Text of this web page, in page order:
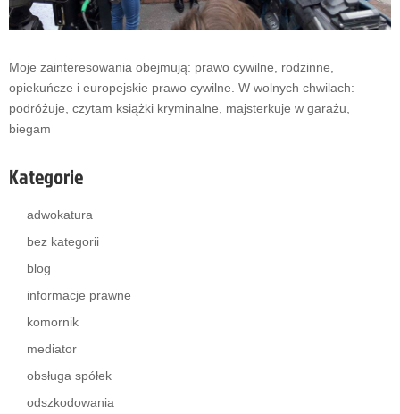
Moje zainteresowania obejmują: prawo cywilne, rodzinne,
opiekuńcze i europejskie prawo cywilne. W wolnych chwilach:
podróżuje, czytam książki kryminalne, majsterkuje w garażu,
biegam
Kategorie
adwokatura
bez kategorii
blog
informacje prawne
komornik
mediator
obsługa spółek
odszkodowania